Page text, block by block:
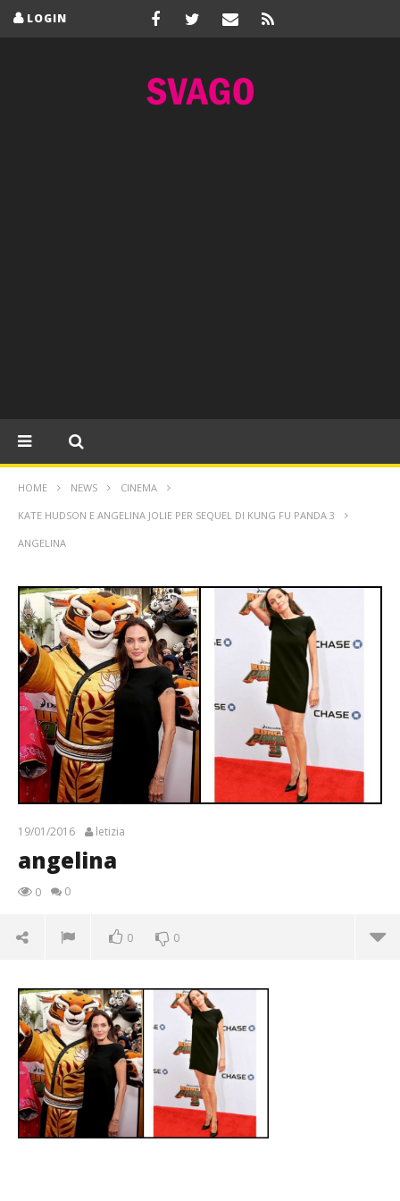
LOGIN
HOME NEWS CINEMA
KATE HUDSON E ANGELINA JOLIE PER SEQUEL DI KUNG FU PANDA 3
ANGELINA
19/01/2016 letizia
angelina
0 0
0 0
19/01/2016
letizia